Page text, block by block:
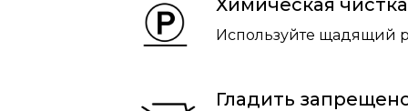
Химическая чистка
Используйте щадящий
Гладить